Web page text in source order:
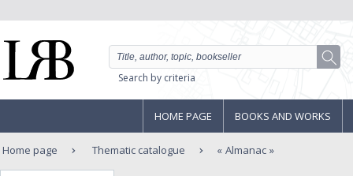
Search by criteria
HOME PAGE BOOKS AND WORKS
Home page Thematic catalogue Almanac